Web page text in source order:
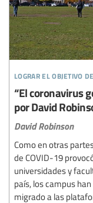
lograr el objetivo
“El coronavirus
por David
David Robinson
Como en otras
de COVID-19
universidades y
país, los campus
migrado a las